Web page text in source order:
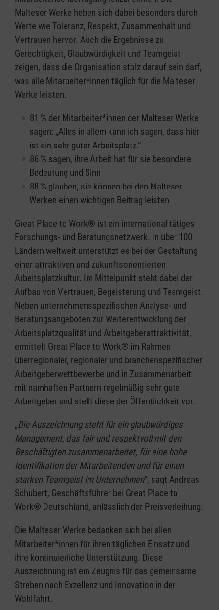
Malteser Werke heben sich dabei besonders durch
Werte wie Toleranz, Respekt, Zusammenhalt und
Vertrauen hervor. Auch die Ergebnisse zu
Gerechtigkeit, Glaubwürdigkeit und Teamgeist
zeigen, dass die Organisation stolz darauf sein darf,
was alle Mitarbeiter*innen täglich für die Malteser
Werke leisten.
81 % der Mitarbeiter*innen der Malteser Werke
sagen: „Alles in allem kann ich sagen, dass hier
ist ein sehr guter Arbeitsplatz.“
86 % sagen, ihre Arbeit hat für sie besondere
Bedeutung und Sinn
88 % glauben, sie können bei den Malteser
Werken einen wichtigen Beitrag leisten
Great Place to Work® ist ein international tätiges
Forschungs- und Beratungsnetzwerk. In über 100
Ländern weltweit unterstützt es bei der Gestaltung
einer attraktiven und zukunftsorientierten
Arbeitsplatzkultur. Im Mittelpunkt steht dabei der
Aufbau von Vertrauen, Begeisterung und Teamgeist.
Neben unternehmensspezifischen Analyse- und
Beratungsangeboten zur Weiterentwicklung der
Arbeitsplatzqualität und Arbeitgeberattraktivität,
ermittelt Great Place to Work® im Rahmen
überregionaler, regionaler und branchenspezifischer
Arbeitgeberwettbewerbe und in Zusammenarbeit
mit namhaften Partnern regelmäßig sehr gute
Arbeitgeber und stellt diese der Öffentlichkeit vor.
„Die Auszeichnung steht für ein glaubwürdiges
Management, das fair und respektvoll mit den
Beschäftigten zusammenarbeitet, für eine hohe
Identifikation der Mitarbeitenden und für einen
starken Teamgeist im Unternehmen“, sagt Andreas
Schubert, Geschäftsführer bei Great Place to
Work® Deutschland, anlässlich der Preisverleihung.
Die Malteser Werke bedanken sich bei allen
Mitarbeiter*innen für ihren täglichen Einsatz und
ihre kontinuierliche Unterstützung. Diese
Auszeichnung ist ein Zeugnis für das gemeinsame
Streben nach Exzellenz und Innovation in der
Wohlfahrt.